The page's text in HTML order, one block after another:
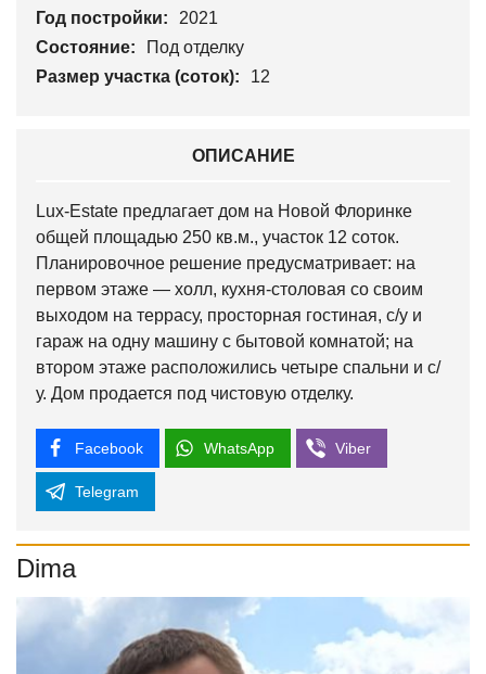
Год постройки:
2021
Состояние:
Под отделку
Размер участка (соток):
12
ОПИСАНИЕ
Lux-Estate предлагает дом на Новой Флоринке
общей площадью 250 кв.м., участок 12 соток.
Планировочное решение предусматривает: на
первом этаже — холл, кухня-столовая со своим
выходом на террасу, просторная гостиная, с/у и
гараж на одну машину с бытовой комнатой; на
втором этаже расположились четыре спальни и с/
у. Дом продается под чистовую отделку.
Facebook WhatsApp Viber
Telegram
Dima